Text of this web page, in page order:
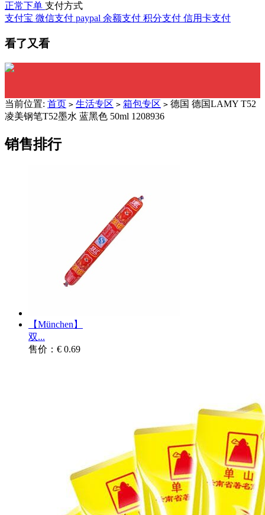
正常下单 支付方式
支付宝 微信支付 paypal 余额支付 积分支付 信用卡支付
看了又看
当前位置: 首页 > 生活专区 > 箱包专区 > 德国 德国LAMY T52
凌美钢笔T52墨水 蓝黑色 50ml 1208936
销售排行
【München】
双...
售价：€ 0.69